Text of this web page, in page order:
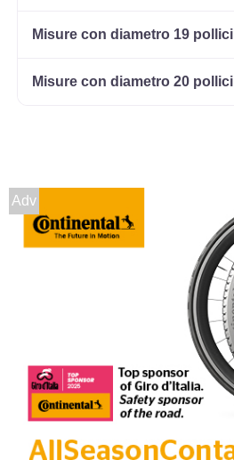
Misure con diametro 19 pollici
Misure con diametro 20 pollici
Adv